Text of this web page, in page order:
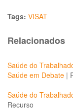
Tags: VISAT
Relacionados
Saúde do
Saúde em Debate |
Saúde do
Recurso